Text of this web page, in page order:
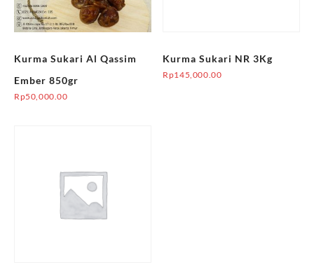
Kurma Sukari Al Qassim
Ember 850gr
Rp50,000.00
Kurma Sukari NR 3Kg
Rp145,000.00